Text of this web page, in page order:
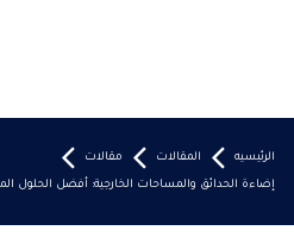
الرئيسيه المقالات مقالات
إضاءة الحدائق والمساحات الخارجية: أفضل الحلول